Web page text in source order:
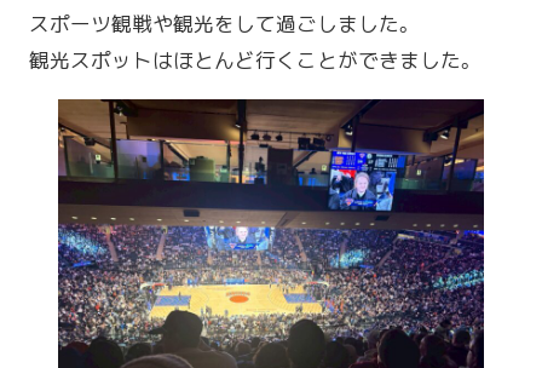
スポーツ観戦や観光をして過ごしました。
観光スポットはほとんど行くことができました。